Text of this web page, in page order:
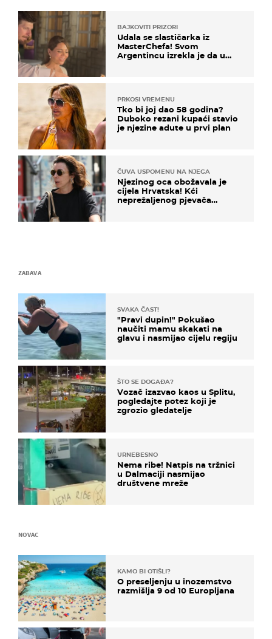
BAJKOVITI PRIZORI
Udala se slastičarka iz
MasterChefa! Svom
Argentincu izrekla je da u
PRKOSI VREMENU
Tko bi joj dao 58 godina?
Duboko rezani kupaći stavio
je njezine adute u prvi plan
ČUVA USPOMENU NA NJEGA
Njezinog oca obožavala je
cijela Hrvatska! Kći
neprežaljenog pjevača
ZABAVA
SVAKA ČAST!
"Pravi dupin!" Pokušao
naučiti mamu skakati na
glavu i nasmijao cijelu regiju
ŠTO SE DOGAĐA?
Vozač izazvao kaos u Splitu,
pogledajte potez koji je
zgrozio gledatelje
URNEBESNO
Nema ribe! Natpis na tržnici
u Dalmaciji nasmijao
društvene mreže
NOVAC
KAMO BI OTIŠLI?
O preseljenju u inozemstvo
razmišlja 9 od 10 Europljana